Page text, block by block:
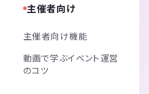
主催者向け
主催者向け機能
動画で学ぶイベント運営
のコツ